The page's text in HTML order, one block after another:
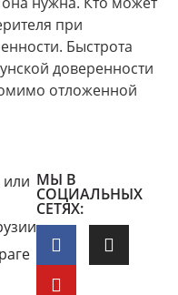
при
Быстрота
доверенности
отложенной
МЫ В
СОЦИАЛЬНЫХ
СЕТЯХ: